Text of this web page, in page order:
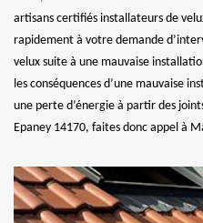
artisans certifiés installateurs de
rapidement à votre demande
velux suite à une mauvaise
les conséquences d’une mauvaise
une perte d’énergie à partir des
Epaney 14170, faites donc appel à